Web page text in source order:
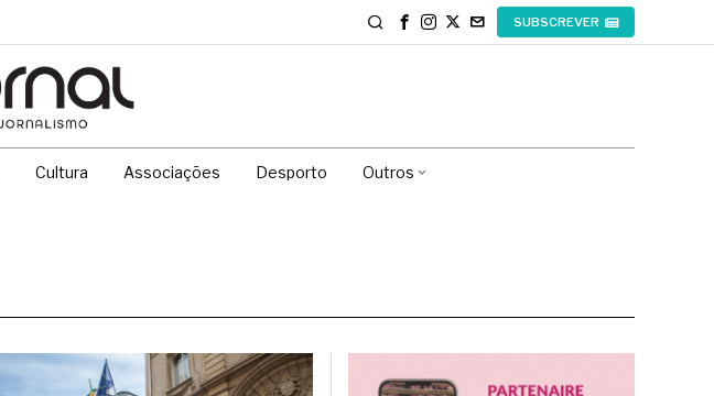
SUBSCREVER
Cultura Associações Desporto Outros